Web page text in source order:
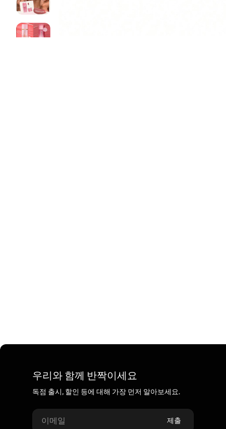
우리와 함께 반짝이세요
독점 출시, 할인 등에 대해 가장 먼저 알아보세요.
이메일 제출